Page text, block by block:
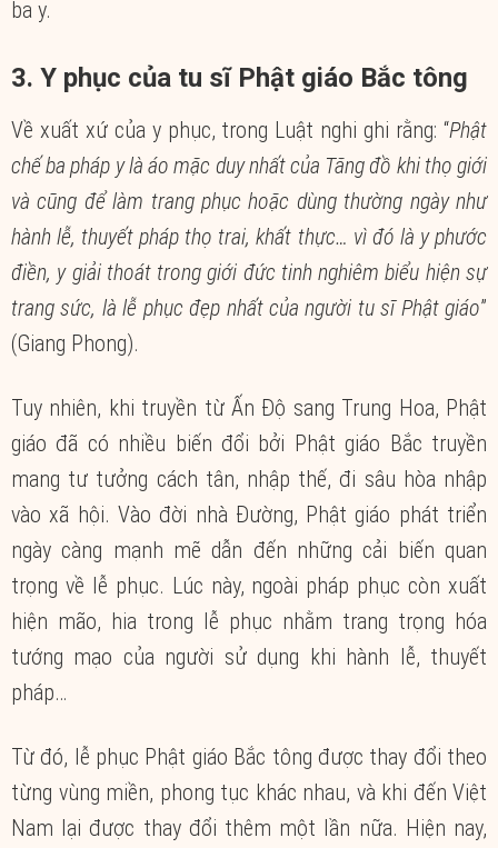
ba y.
3. Y phục của tu sĩ Phật giáo Bắc tông
Về xuất xứ của y phục, trong Luật nghi ghi rằng: “Phật
chế ba pháp y là áo mặc duy nhất của Tăng đồ khi thọ giới
và cũng để làm trang phục hoặc dùng thường ngày như
hành lễ, thuyết pháp thọ trai, khất thực… vì đó là y phước
điền, y giải thoát trong giới đức tinh nghiêm biểu hiện sự
trang sức, là lễ phục đẹp nhất của người tu sĩ Phật giáo”
(Giang Phong).
Tuy nhiên, khi truyền từ Ấn Độ sang Trung Hoa, Phật
giáo đã có nhiều biến đổi bởi Phật giáo Bắc truyền
mang tư tưởng cách tân, nhập thế, đi sâu hòa nhập
vào xã hội. Vào đời nhà Đường, Phật giáo phát triển
ngày càng mạnh mẽ dẫn đến những cải biến quan
trọng về lễ phục. Lúc này, ngoài pháp phục còn xuất
hiện mão, hia trong lễ phục nhằm trang trọng hóa
tướng mạo của người sử dụng khi hành lễ, thuyết
pháp…
Từ đó, lễ phục Phật giáo Bắc tông được thay đổi theo
từng vùng miền, phong tục khác nhau, và khi đến Việt
Nam lại được thay đổi thêm một lần nữa. Hiện nay,